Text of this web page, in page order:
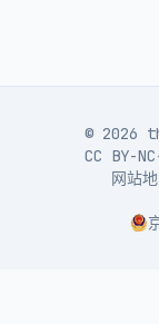
© 2026
CC BY-
网站